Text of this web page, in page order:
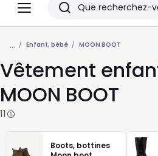
Menu
Redoute
Rechercher
Derniers
articles
vus
... Enfant, bébé MOON BOOT
Vêtement
MOON BOOT
11
Boots, bottines